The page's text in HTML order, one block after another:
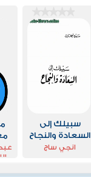
سبيلك إلى
السعادة والنجاح
انجي ساج